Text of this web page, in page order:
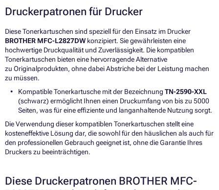
Druckerpatronen für Drucker
Diese Tonerkartuschen sind speziell für den Einsatz im Drucker
BROTHER MFC-L2827DW konzipiert. Sie gewährleisten eine
hochwertige Druckqualität und Zuverlässigkeit. Die kompatiblen
Tonerkartuschen bieten eine hervorragende Alternative
zu Originalprodukten, ohne dabei Abstriche bei der Leistung machen
zu müssen.
Kompatible Tonerkartusche mit der Bezeichnung TN-2590-XXL
(schwarz) ermöglicht Ihnen einen Druckumfang von bis zu 5000
Seiten, was für eine effiziente und langanhaltende Nutzung sorgt.
Die Verwendung dieser kompatiblen Tonerkartuschen stellt eine
kosteneffektive Lösung dar, die sowohl für den häuslichen als auch für
den professionellen Gebrauch geeignet ist, ohne die Garantie Ihres
Druckers zu beeinträchtigen.
Diese Druckerpatronen BROTHER MFC-